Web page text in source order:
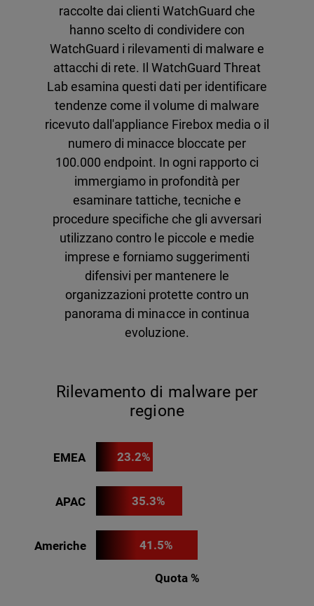
raccolte dai clienti WatchGuard che
hanno scelto di condividere con
WatchGuard i rilevamenti di malware e
attacchi di rete. Il WatchGuard Threat
Lab esamina questi dati per identificare
tendenze come il volume di malware
ricevuto dall'appliance Firebox media o il
numero di minacce bloccate per
100.000 endpoint. In ogni rapporto ci
immergiamo in profondità per
esaminare tattiche, tecniche e
procedure specifiche che gli avversari
utilizzano contro le piccole e medie
imprese e forniamo suggerimenti
difensivi per mantenere le
organizzazioni protette contro un
panorama di minacce in continua
evoluzione.
Rilevamento di malware per
regione
EMEA 23.2%
APAC 35.3%
Americhe 41.5%
Quota %